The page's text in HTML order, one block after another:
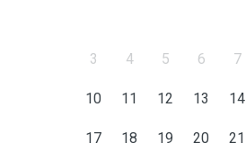
3 4 5 6 7
10 11 12 13 14
17 18 19 20 21